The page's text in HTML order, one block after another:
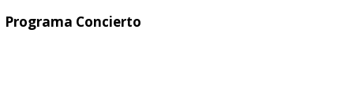
Programa Concierto